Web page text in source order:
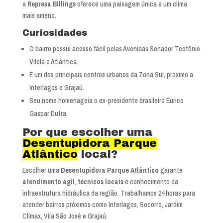
a Represa Billingsoferece uma paisagem única e um clima
mais ameno.
Curiosidades
O bairro possui acesso fácil pelas Avenidas Senador Teotônio
Vilela e Atlântica.
É um dos principais centros urbanos da Zona Sul, próximo a
Interlagos e Grajaú.
Seu nome homenageia o ex-presidente brasileiro Eurico
Gaspar Dutra.
Por que escolher uma
Desentupidora Parque
Atlântico local?
Escolher uma Desentupidora Parque Atlântico garante
atendimento ágil, técnicos locaise conhecimento da
infraestrutura hidráulica da região. Trabalhamos 24 horas para
atender bairros próximos como Interlagos, Socorro, Jardim
Clímax, Vila São José e Grajaú.